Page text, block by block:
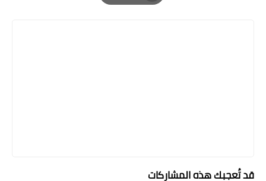
Print
قد تُعجبك هذه المشاركات